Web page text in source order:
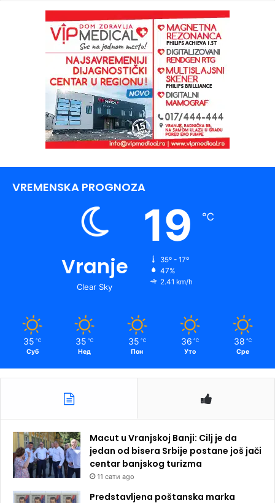
VREMENSKA PROGNOZA
Vranje
Clear Sky
19 ℃
35º - 17º
47%
2.41 km/h
35 ℃
Суб
35 ℃
Нед
35 ℃
Пон
36 ℃
Уто
38 ℃
Сре
Macut u Vranjskoj Banji: Cilj je da
jedan od bisera Srbije postane još jači
centar banjskog turizma
11 сати ago
Predstavljena poštanska marka